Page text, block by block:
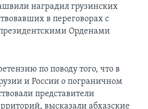
наградил грузинских
в переговорах с
Орденами
по поводу того, что в
и России о пограничном
представители
высказали абхазские